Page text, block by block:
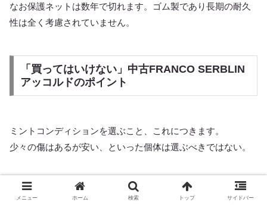
なお保護ネットは数年で切れます。ゴム製であり長期の耐久
性は全く考慮されていません。
「買ってはいけない」中古FRANCO SERBLIN
アッコルドのポイント
ミントコンディションを選ぶこと、これにつきます。
少々の傷はあるが安い、といった個体は選ぶべきではない。
FRANCO SERBLINの製品群は初期ソナスファベールと同じ
メニュー ホーム 検索 トップ サイドバー